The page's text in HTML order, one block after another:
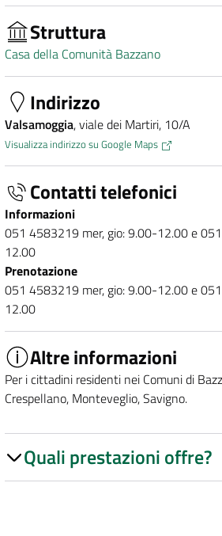
Struttura
Casa della Comunità Bazzano
Indirizzo
Valsamoggia, viale dei Martiri, 10/A
Visualizza indirizzo su Google Maps
Contatti telefonici
Informazioni
051 4583219 mer, gio: 9.00-12.00 e
12.00
Prenotazione
051 4583219 mer, gio: 9.00-12.00 e
12.00
Altre informazioni
Per i cittadini residenti nei Comuni di
Crespellano, Monteveglio, Savigno.
Quali prestazioni offre?